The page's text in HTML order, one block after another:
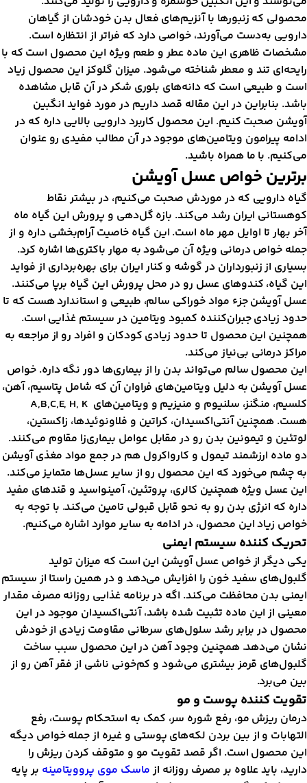
که زنبورها با آنزیم‌های فعال بدن خودشان از گیاهان
به‌دست می‌آورند، خواصی دارد که فراتر از انتظاره است.
ظاهری این ماده عطر و طعم ویژه این محصول است که با
تند و معطر شناخته می‌شود. میزان گلوکز این محصول زیاد
و طبیعی است که دانه‌ها‌ی بلوری شکر در آن قابل مشاهده
بنابراین در این مقاله قصد داریم در مورد فواید انگبین
صحبت ‌کنیم. این محصول کاربرد دارویی بالایی داره که در
پیرامون ویتامین‌ها‌ی موجود در آن مطالب مفیدی رو عنوان
با ما همراه باشید.
خواص عسل آویشن
دارویی که در موردش صحبت می‌کنیم، در بیشتر نقاط
ایران رشد می‌کند. بازه گل‌دهی و پرورش این گیاه ماه
بهار تا اوایل مهر ماه است. این گیاه خاصیت آرام‌بخشی داره و از
خواص درمانی ویژه‌ آن می‌شود به مهار باکتری‌ها اشاره کرد.
از زنبورداران در گوشه و کنار ایران برای بهره‌برداری از فواید
گیاه، کندوهای عسل رو در محل پرورش این گیاه برپا می‌کنند.
آویشن جزء مواد خوراکی سالم، طبیعی و استاندارد هست که تا
زیادی جبران‌کننده کمبود ویتامین‌ در سیستم غذایی است.
این محصول تا حدود زیادی کودکان و افراد رو از مراجعه به
درمانی بی‌نیاز می‌کند.
محصول سالم می‌تواند بدن را از بیماری‌ها‌ دور نگه داره. خواص
آویشن به دلیل ویتامین‌های فراوان آن که شامل پتاسیم، آهن،
کلسیم، منگنز، سلنیوم و منیزیم و ویتامین‌ها‌ی A,B,C,E, H, K
همچنین آنتی‌اکسیدان، کراتین و فلاونوئیدها، زاکستین،
و تیمونین بدن رو در مقابل عوامل بیماری‌زا مقاوم می‌کنند.
ماده ارزشمند تیمول و کارواکرول هم در جمع مواد مغذی آویشن
چشم می‌خورد که این محصول رو از سایر عسل‌ها متمایز می‌کند.
عسل ویژه همچنین کالری، پروتئین، آمینواسید و قندهای مفید
که انرژی بدن رو به نحو قابل قبولی تامین می‌کند. با توجه به
زیاد این محصول، در ادامه به سایر موارد اشاره می‌کنیم.
کننده سیستم ایمنی
دیگر از خواص عسل آویشن این است که میزان تولید
سفید خون را افزایش می‌دهد و در همین راستا از سیستم
بدن محافظت می‌کند. اگه در برنامه غذایی روزانه مصرف مقدار
از این ماده تثبیت شده باشد، آنتی‌اکسیدان موجود در این
در برابر رشد سلول‌های سرطانی مقاومت زیادی از خودش
می‌دهد. همچنین وجود آهن در این محصول سبب ساخت
قرمز بیشتری می‌شود و کم‌خونی ناشی از فقر آهن رو از
می‌برد.
کننده پوست و مو
ریزش مو، رفع شوره سر، کمک به استحکام پوست، رفع
و از بین بردن لکه‌ها‌ی پوستی و غیره از جمله خواص دیگه
محصول است. اگر قصد تقویت مو و متوقف کردن ریزش را
باید علاوه بر مصرف روزانه از ماسک موی پرو‌ویتامینهبر پایه